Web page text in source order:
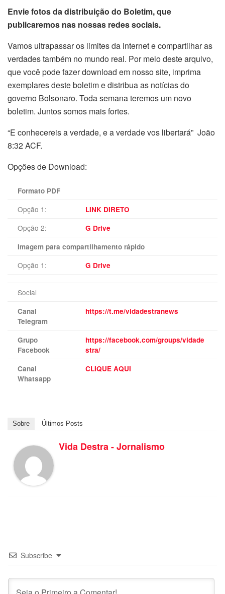
Envie fotos da distribuição do Boletim, que
publicaremos nas nossas redes sociais.
Vamos ultrapassar os limites da internet e compartilhar as
verdades também no mundo real. Por meio deste arquivo,
que você pode fazer download em nosso site, imprima
exemplares deste boletim e distribua as notícias do
governo Bolsonaro. Toda semana teremos um novo
boletim. Juntos somos mais fortes.
“E conhecereis a verdade, e a verdade vos libertará” João
8:32 ACF.
Opções de Download:
Formato PDF
Opção 1: LINK DIRETO
Opção 2:
G Drive
Imagem para compartilhamento rápido
Opção 1: G Drive
Social
Canal
Telegram
https://t.me/vidadestranews
Grupo
Facebook
https://facebook.com/groups/vidade
stra/
Canal
Whatsapp
CLIQUE AQUI
Sobre Últimos Posts
Vida Destra - Jornalismo
Subscribe